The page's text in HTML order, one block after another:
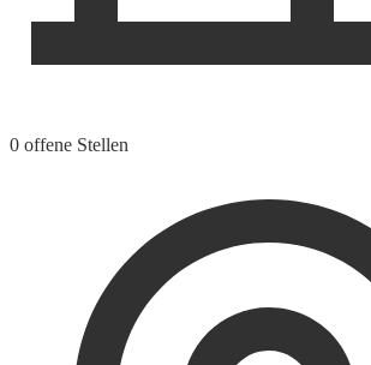
0 offene Stellen